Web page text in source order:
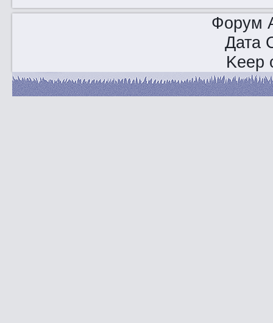
Форум
Дата
Keep